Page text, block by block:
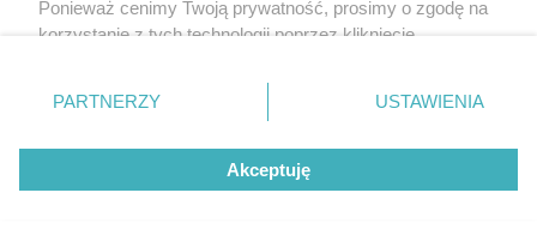
Ponieważ cenimy Twoją prywatność, prosimy o zgodę na
korzystanie z tych technologii poprzez kliknięcie
zmienić/wycofać klikając przycisk ustawień prywatności
znajdujący się w lewym dolnym rogu strony
rodzaje przetwarzania danych nie wymagają zgody
użytkownika, ale masz prawo sprzeciwić się takiemu
przetwarzaniu. Preferencje będą miały zastosowanie tylko
PARTNERZY USTAWIENIA
Akceptuję